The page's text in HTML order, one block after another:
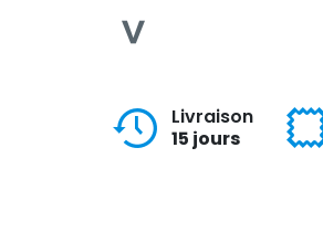
Livraison
15 jours